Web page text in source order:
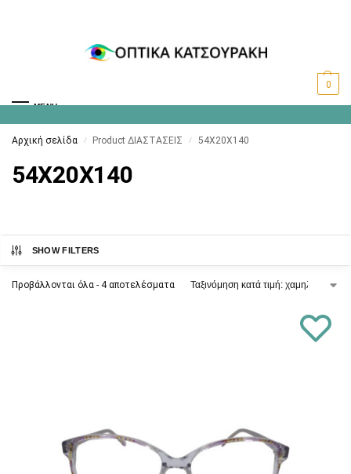
MENU
0
Αρχική σελίδα / Product ΔΙΑΣΤΑΣΕΙΣ / 54X20X140
54X20X140
SHOW FILTERS
Προβάλλονται όλα - 4 αποτελέσματα